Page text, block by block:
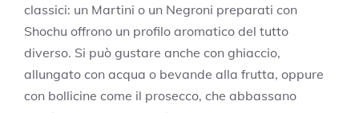
classici: un Martini o un Negroni preparati con
Shochu offrono un profilo aromatico del tutto
diverso. Si può gustare anche con ghiaccio,
allungato con acqua o bevande alla frutta, oppure
con bollicine come il prosecco, che abbassano